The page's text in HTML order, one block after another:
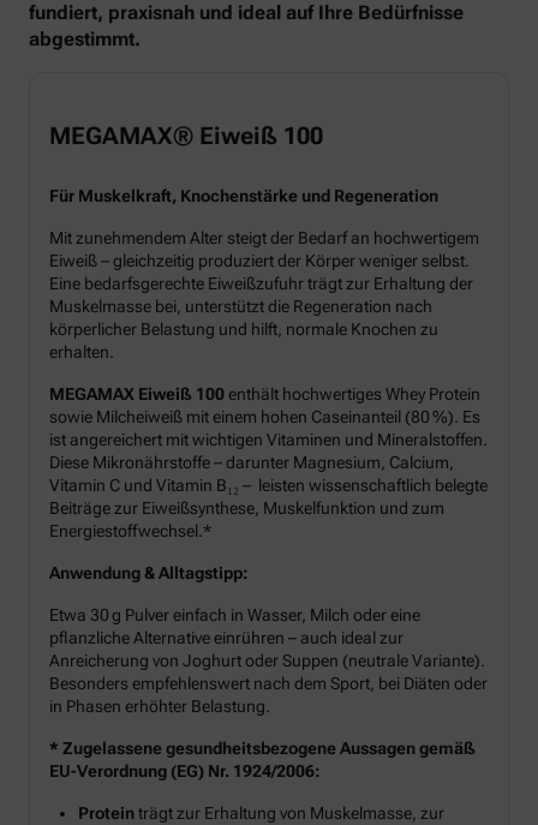
fundiert, praxisnah und ideal auf Ihre Bedürfnisse
abgestimmt.
MEGAMAX® Eiweiß 100
Für Muskelkraft, Knochenstärke und Regeneration
Mit zunehmendem Alter steigt der Bedarf an hochwertigem
Eiweiß – gleichzeitig produziert der Körper weniger selbst.
Eine bedarfsgerechte Eiweißzufuhr trägt zur Erhaltung der
Muskelmasse bei, unterstützt die Regeneration nach
körperlicher Belastung und hilft, normale Knochen zu
erhalten.
MEGAMAX Eiweiß 100enthält hochwertiges Whey Protein
sowie Milcheiweiß mit einem hohen Caseinanteil (80 %). Es
ist angereichert mit wichtigen Vitaminen und Mineralstoffen.
Diese Mikronährstoffe – darunter Magnesium, Calcium,
Vitamin C und Vitamin B₁₂ – leisten wissenschaftlich belegte
Beiträge zur Eiweißsynthese, Muskelfunktion und zum
Energiestoffwechsel.*
Anwendung & Alltagstipp:
Etwa 30 g Pulver einfach in Wasser, Milch oder eine
pflanzliche Alternative einrühren – auch ideal zur
Anreicherung von Joghurt oder Suppen (neutrale Variante).
Besonders empfehlenswert nach dem Sport, bei Diäten oder
in Phasen erhöhter Belastung.
* Zugelassene gesundheitsbezogene Aussagen gemäß
EU-Verordnung (EG) Nr. 1924/2006:
Proteinträgt zur Erhaltung von Muskelmasse, zur